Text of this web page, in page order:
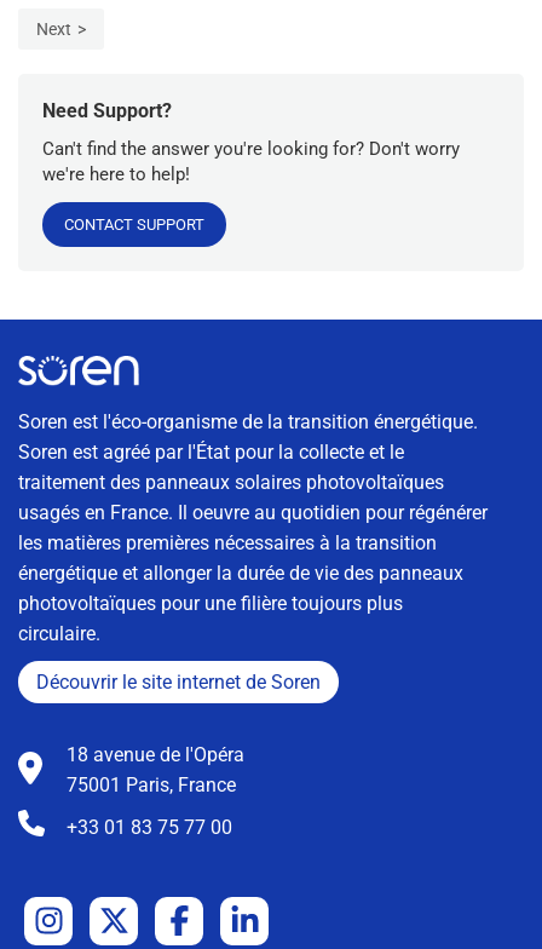
Next
Need Support?
Can't find the answer you're looking for? Don't worry
we're here to help!
CONTACT SUPPORT
Soren est l'éco-organisme de la transition énergétique.
Soren est agréé par l'État pour la collecte et le
traitement des panneaux solaires photovoltaïques
usagés en France. Il oeuvre au quotidien pour régénérer
les matières premières nécessaires à la transition
énergétique et allonger la durée de vie des panneaux
photovoltaïques pour une filière toujours plus
circulaire.
Découvrir le site internet de Soren
18 avenue de l'Opéra
75001 Paris, France
+33 01 83 75 77 00